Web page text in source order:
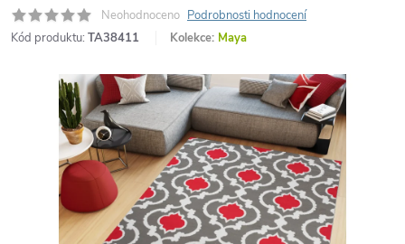
Neohodnoceno Podrobnosti hodnocení
Kód produktu: TA38411 Kolekce: Maya